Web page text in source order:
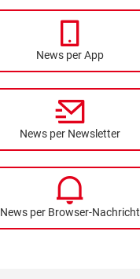
News per App
News per Newsletter
News per Browser-Nachricht